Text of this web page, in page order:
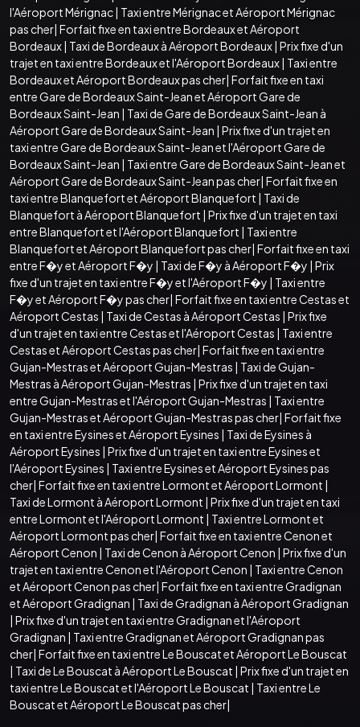
l'Aéroport Mérignac| Taxi entre Mérignac et Aéroport Mérignac
pas cher| Forfait fixe en taxi entre Bordeaux et Aéroport
Bordeaux| Taxi de Bordeaux à Aéroport Bordeaux| Prix fixe d'un
trajet en taxi entre Bordeaux et l'Aéroport Bordeaux| Taxi entre
Bordeaux et Aéroport Bordeaux pas cher| Forfait fixe en taxi
entre Gare de Bordeaux Saint-Jean et Aéroport Gare de
Bordeaux Saint-Jean | Taxi de Gare de Bordeaux Saint-Jean à
Aéroport Gare de Bordeaux Saint-Jean | Prix fixe d'un trajet en
taxi entre Gare de Bordeaux Saint-Jean et l'Aéroport Gare de
Bordeaux Saint-Jean | Taxi entre Gare de Bordeaux Saint-Jean et
Aéroport Gare de Bordeaux Saint-Jean pas cher| Forfait fixe en
taxi entre Blanquefort et Aéroport Blanquefort | Taxi de
Blanquefort à Aéroport Blanquefort | Prix fixe d'un trajet en taxi
entre Blanquefort et l'Aéroport Blanquefort | Taxi entre
Blanquefort et Aéroport Blanquefort pas cher| Forfait fixe en taxi
entre F�y et Aéroport F�y | Taxi de F�y à Aéroport F�y | Prix
fixe d'un trajet en taxi entre F�y et l'Aéroport F�y | Taxi entre
F�y et Aéroport F�y pas cher| Forfait fixe en taxi entre Cestas et
Aéroport Cestas | Taxi de Cestas à Aéroport Cestas | Prix fixe
d'un trajet en taxi entre Cestas et l'Aéroport Cestas | Taxi entre
Cestas et Aéroport Cestas pas cher| Forfait fixe en taxi entre
Gujan-Mestras et Aéroport Gujan-Mestras | Taxi de Gujan-
Mestras à Aéroport Gujan-Mestras | Prix fixe d'un trajet en taxi
entre Gujan-Mestras et l'Aéroport Gujan-Mestras | Taxi entre
Gujan-Mestras et Aéroport Gujan-Mestras pas cher| Forfait fixe
en taxi entre Eysines et Aéroport Eysines | Taxi de Eysines à
Aéroport Eysines | Prix fixe d'un trajet en taxi entre Eysines et
l'Aéroport Eysines | Taxi entre Eysines et Aéroport Eysines pas
cher| Forfait fixe en taxi entre Lormont et Aéroport Lormont |
Taxi de Lormont à Aéroport Lormont | Prix fixe d'un trajet en taxi
entre Lormont et l'Aéroport Lormont | Taxi entre Lormont et
Aéroport Lormont pas cher| Forfait fixe en taxi entre Cenon et
Aéroport Cenon | Taxi de Cenon à Aéroport Cenon | Prix fixe d'un
trajet en taxi entre Cenon et l'Aéroport Cenon | Taxi entre Cenon
et Aéroport Cenon pas cher| Forfait fixe en taxi entre Gradignan
et Aéroport Gradignan | Taxi de Gradignan à Aéroport Gradignan
| Prix fixe d'un trajet en taxi entre Gradignan et l'Aéroport
Gradignan | Taxi entre Gradignan et Aéroport Gradignan pas
cher| Forfait fixe en taxi entre Le Bouscat et Aéroport Le Bouscat
| Taxi de Le Bouscat à Aéroport Le Bouscat | Prix fixe d'un trajet en
taxi entre Le Bouscat et l'Aéroport Le Bouscat | Taxi entre Le
Bouscat et Aéroport Le Bouscat pas cher|